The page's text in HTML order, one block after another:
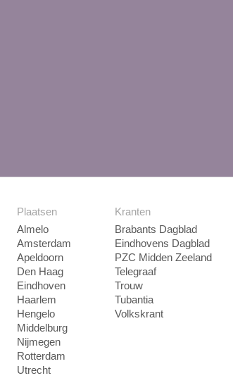
Plaatsen
Almelo
Amsterdam
Apeldoorn
Den Haag
Eindhoven
Haarlem
Hengelo
Middelburg
Nijmegen
Rotterdam
Utrecht
Kranten
Brabants Dagblad
Eindhovens Dagblad
PZC Midden Zeeland
Telegraaf
Trouw
Tubantia
Volkskrant